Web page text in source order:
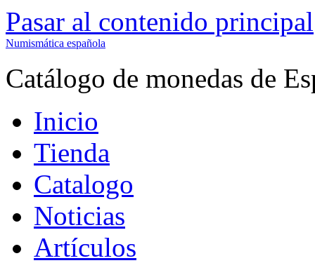
Pasar al contenido principal
Numismática española
Catálogo de monedas de
Inicio
Tienda
Catalogo
Noticias
Artículos